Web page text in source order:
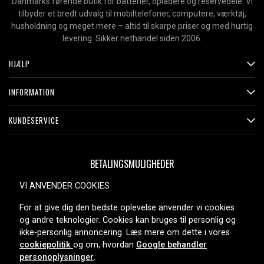
tilbyder et bredt udvalg til mobiltelefoner, computere, værktøj,
husholdning og meget mere – altid til skarpe priser og med hurtig
levering. Sikker nethandel siden 2006.
HJÆLP
INFORMATION
KUNDESERVICE
BETALINGSMULIGHEDER
LEVERINGSMULIGHEDER
VI ANVENDER COOKIES
For at give dig den bedste oplevelse anvender vi cookies
og andre teknologier. Cookies kan bruges til personlig og
ikke-personlig annoncering. Læs mere om dette i vores
cookiepolitik og om, hvordan Google behandler
personoplysninger.